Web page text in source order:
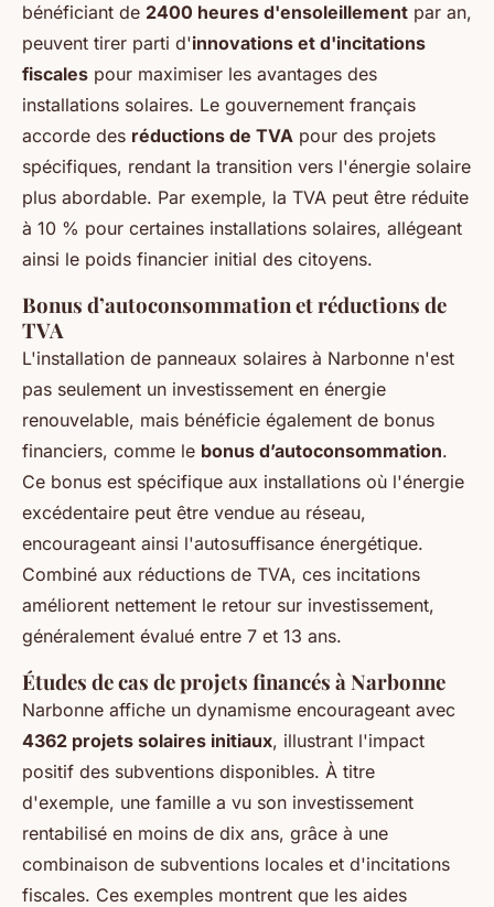
bénéficiant de 2400 heures d'ensoleillement par an,
peuvent tirer parti d'innovations et d'incitations
fiscales pour maximiser les avantages des
installations solaires. Le gouvernement français
accorde des réductions de TVA pour des projets
spécifiques, rendant la transition vers l'énergie solaire
plus abordable. Par exemple, la TVA peut être réduite
à 10 % pour certaines installations solaires, allégeant
ainsi le poids financier initial des citoyens.
Bonus d’autoconsommation et réductions de
TVA
L'installation de panneaux solaires à Narbonne n'est
pas seulement un investissement en énergie
renouvelable, mais bénéficie également de bonus
financiers, comme le bonus d’autoconsommation.
Ce bonus est spécifique aux installations où l'énergie
excédentaire peut être vendue au réseau,
encourageant ainsi l'autosuffisance énergétique.
Combiné aux réductions de TVA, ces incitations
améliorent nettement le retour sur investissement,
généralement évalué entre 7 et 13 ans.
Études de cas de projets financés à Narbonne
Narbonne affiche un dynamisme encourageant avec
4362 projets solaires initiaux, illustrant l'impact
positif des subventions disponibles. À titre
d'exemple, une famille a vu son investissement
rentabilisé en moins de dix ans, grâce à une
combinaison de subventions locales et d'incitations
fiscales. Ces exemples montrent que les aides